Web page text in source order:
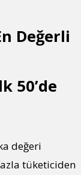
Değerli
50’de
değeri
tüketiciden